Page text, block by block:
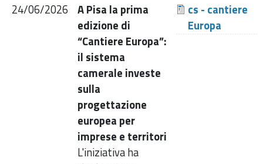
24/06/2026
A Pisa la prima
edizione di
“Cantiere Europa”:
il sistema
camerale investe
sulla
progettazione
europea per
imprese e territori
L'iniziativa ha
cs - cantiere
Europa